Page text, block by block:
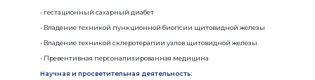
- гестационный сахарный диабет
- Владение техникой пункционной биопсии щитовидной железы
- Владение техникой склеротерапии узлов щитовидной железы
- Превентивная персонализированная медицина
Научная и просветительная деятельность: